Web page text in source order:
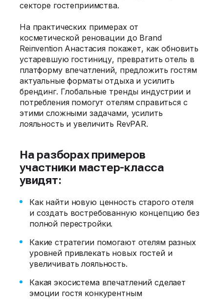
секторе гостеприимства.
На практических примерах от
косметической реновации до Brand
Reinvention Анастасия покажет, как обновить
устаревшую гостиницу, превратить отель в
платформу впечатлений, предложить гостям
актуальные форматы отдыха и усилить
брендинг. Глобальные тренды индустрии и
потребления помогут отелям справиться с
этими сложными задачами, усилить
лояльность и увеличить RevPAR.
На разборах примеров
участники мастер-класса
увидят:
Как найти новую ценность старого отеля
и создать востребованную концепцию без
полной перестройки.
Какие стратегии помогают отелям разных
уровней привлекать новых гостей и
увеличивать лояльность.
Какая экосистема впечатлений сделает
эмоции гостя конкурентным